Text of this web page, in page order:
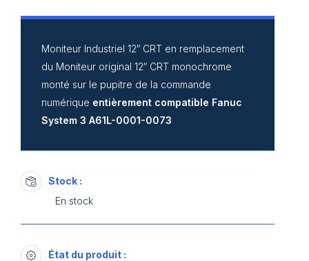
Moniteur Industriel 12″ CRT en remplacement
du Moniteur original 12″ CRT monochrome
monté sur le pupitre de la commande
numérique entièrement compatible Fanuc
System 3 A61L-0001-0073
Stock :
En stock
État du produit :